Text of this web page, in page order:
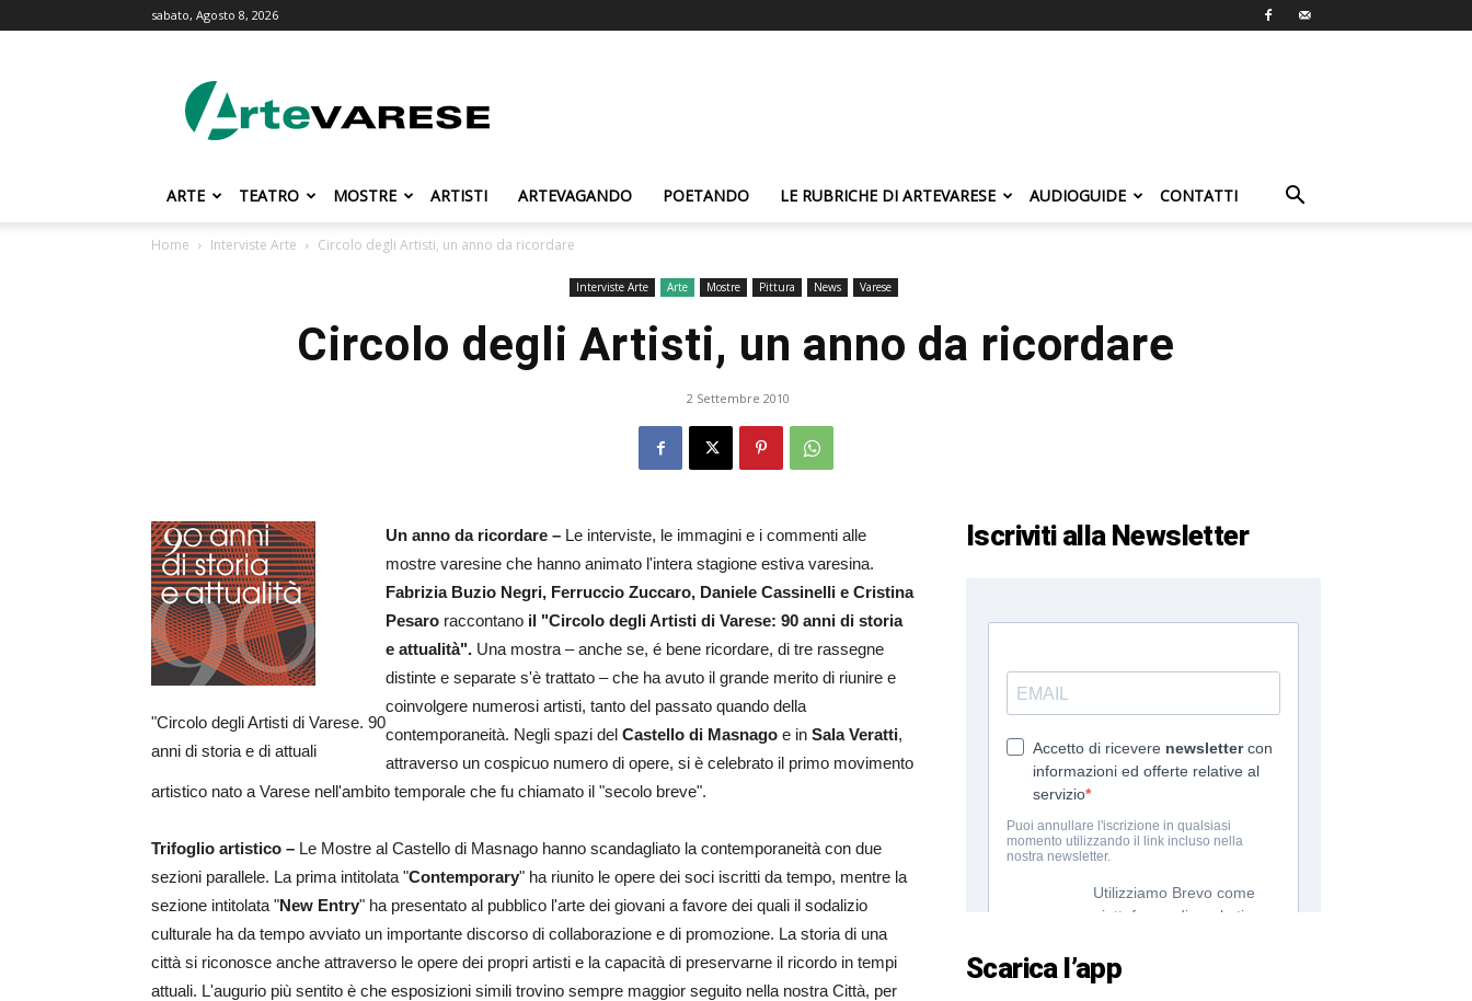
sabato, Agosto 8, 2026
ARTE TEATRO MOSTRE ARTISTI ARTEVAGANDO POETANDO LE RUBRICHE DI ARTEVARESE AUDIOGUIDE CONTATTI
Home Interviste Arte Circolo degli Artisti, un anno da ricordare
Interviste Arte Arte Mostre Pittura News Varese
Circolo degli Artisti, un anno da ricordare
2 Settembre 2010
"Circolo degli Artisti di Varese. 90
anni di storia e di attuali
Un anno da ricordare – Le interviste, le immagini e i commenti alle
mostre varesine che hanno animato l'intera stagione estiva varesina.
Fabrizia Buzio Negri, Ferruccio Zuccaro, Daniele Cassinelli e Cristina
Pesaro raccontano il "Circolo degli Artisti di Varese: 90 anni di storia
e attualità". Una mostra – anche se, é bene ricordare, di tre rassegne
distinte e separate s'è trattato – che ha avuto il grande merito di riunire e
coinvolgere numerosi artisti, tanto del passato quando della
contemporaneità. Negli spazi del Castello di Masnago e in Sala Veratti,
attraverso un cospicuo numero di opere, si è celebrato il primo movimento
artistico nato a Varese nell'ambito temporale che fu chiamato il "secolo breve".
Trifoglio artistico – Le Mostre al Castello di Masnago hanno scandagliato la contemporaneità con due
sezioni parallele. La prima intitolata "Contemporary" ha riunito le opere dei soci iscritti da tempo, mentre la
sezione intitolata "New Entry" ha presentato al pubblico l'arte dei giovani a favore dei quali il sodalizio
culturale ha da tempo avviato un importante discorso di collaborazione e di promozione. La storia di una
città si riconosce anche attraverso le opere dei propri artisti e la capacità di preservarne il ricordo in tempi
attuali. L'augurio più sentito è che esposizioni simili trovino sempre maggior seguito nella nostra Città, per
Iscriviti alla Newsletter
Scarica l’app